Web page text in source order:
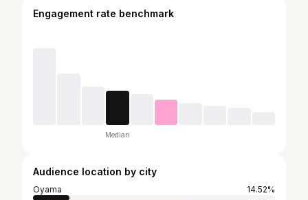
Engagement rate benchmark
Median
Audience location by city
Oyama
14.52%